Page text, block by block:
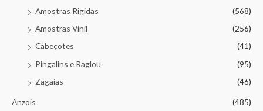
Amostras Rigidas
(568)
Amostras Vinil
(256)
Cabeçotes
(41)
Pingalins e Raglou
(95)
Zagaias
(46)
Anzois
(485)